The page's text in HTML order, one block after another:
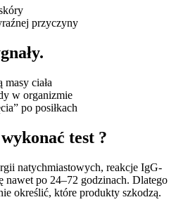
przyczyny
ciała
w organizmie
po posiłkach
test ?
natychmiastowych, reakcje IgG-
nawet po 24–72 godzinach. Dlatego
określić, które produkty szkodzą.